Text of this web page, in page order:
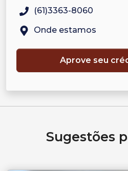
(61)3363-8060
Onde estamos
Aprove seu
Sugestões